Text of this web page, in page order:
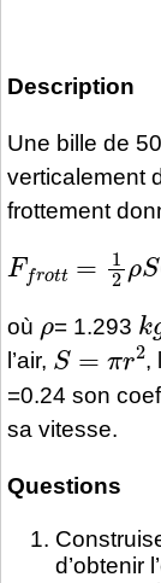
Description
Une bille de
verticalement
frottement
Ff 2 S
où = 1.293
k
l’air,
S=πr2
,
=0.24 son
sa vitesse.
Questions
d’obtenir